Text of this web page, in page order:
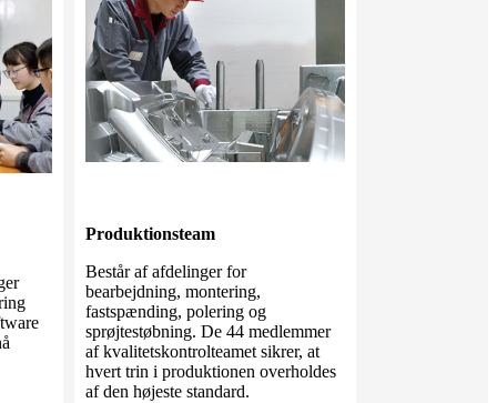
Produktionsteam
Består af afdelinger for
bearbejdning, montering,
fastspænding, polering og
sprøjtestøbning. De 44 medlemmer
af kvalitetskontrolteamet sikrer, at
hvert trin i produktionen overholdes
af den højeste standard.